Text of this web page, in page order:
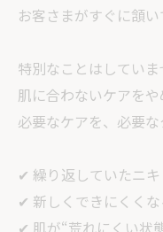
お客さまがすぐに頷い
特別なことはしていま
肌に合わないケアをや
必要なケアを、必要な
✔ 繰り返していたニキ
✔ 新しくできにくくな
✔ 肌が“荒れにくい状